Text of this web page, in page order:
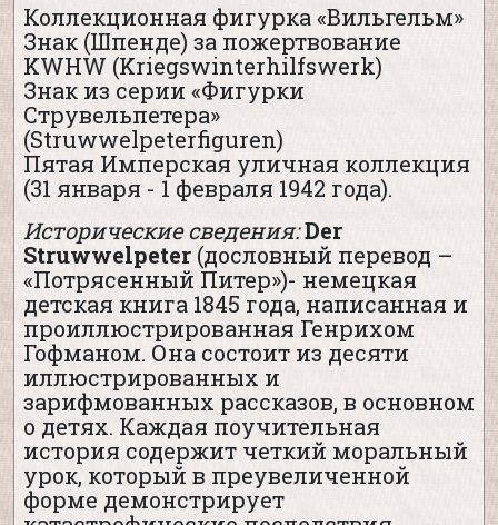
Коллекционная фигурка «Вильгельм»
Знак (Шпенде) за пожертвование
KWHW (Kriegswinterhilfswerk)
Знак из серии «Фигурки
Струвельпетера»
(Struwwelpeterfiguren)
Пятая Имперская уличная коллекция
(31 января - 1 февраля 1942 года).
Исторические сведения:Der
Struwwelpeter (дословный перевод –
«Потрясенный Питер»)- немецкая
детская книга 1845 года, написанная и
проиллюстрированная Генрихом
Гофманом. Она состоит из десяти
иллюстрированных и
зарифмованных рассказов, в основном
о детях. Каждая поучительная
история содержит четкий моральный
урок, который в преувеличенной
форме демонстрирует